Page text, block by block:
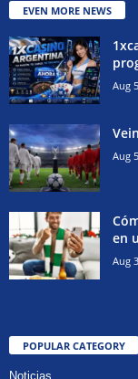
EVEN MORE NEWS
Aug
Aug
en
Aug
POPULAR CATEGORY
Noticias